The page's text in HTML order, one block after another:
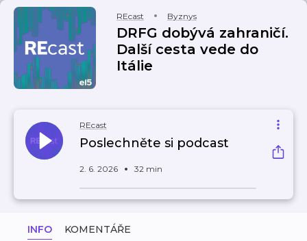
REcast Byznys
DRFG dobývá zahraničí.
Další cesta vede do
Itálie
REcast
Poslechněte si podcast
2. 6. 2026 32 min
INFO KOMENTÁŘE